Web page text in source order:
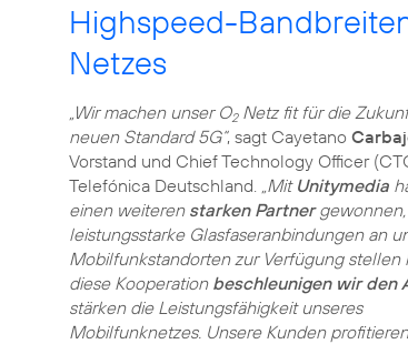
Highspeed-
Netzes
„Wir machen unser O2Netz fit für die
neuen Standard 5G“, sagt Cayetano
Vorstand und Chief Technology Officer
Telefónica Deutschland. „Mit Unitymedia
einen weiteren starken Partnergewonnen,
leistungsstarke Glasfaseranbindungen an
Mobilfunkstandorten zur Verfügung stellen
diese Kooperation beschleunigen wir den
stärken die Leistungsfähigkeit unseres
Mobilfunknetzes. Unsere Kunden